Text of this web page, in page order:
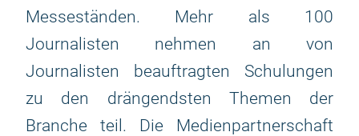
Messeständen. Mehr als 100
Journalisten nehmen an von
Journalisten beauftragten Schulungen
zu den drängendsten Themen der
Branche teil. Die Medienpartnerschaft